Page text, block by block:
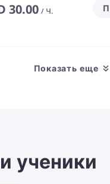
30.00 / Ч.
Показать еще
ученики